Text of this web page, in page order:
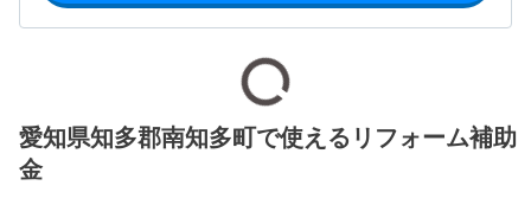
愛知県知多郡南知多町で使えるリフォーム補助
金